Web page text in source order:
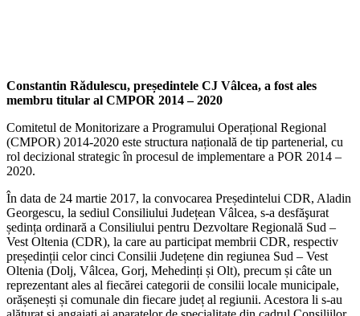
Constantin Rădulescu, președintele CJ Vâlcea, a fost ales
membru titular al CMPOR 2014 – 2020
Comitetul de Monitorizare a Programului Operațional Regional
(CMPOR) 2014-2020 este structura națională de tip partenerial, cu
rol decizional strategic în procesul de implementare a POR 2014 –
2020.
În data de 24 martie 2017, la convocarea Președintelui CDR, Aladin
Georgescu, la sediul Consiliului Județean Vâlcea, s-a desfăşurat
ședința ordinară a Consiliului pentru Dezvoltare Regională Sud –
Vest Oltenia (CDR), la care au participat membrii CDR, respectiv
președinții celor cinci Consilii Județene din regiunea Sud – Vest
Oltenia (Dolj, Vâlcea, Gorj, Mehedinți și Olt), precum și câte un
reprezentant ales al fiecărei categorii de consilii locale municipale,
orășenești și comunale din fiecare județ al regiunii. Acestora li s-au